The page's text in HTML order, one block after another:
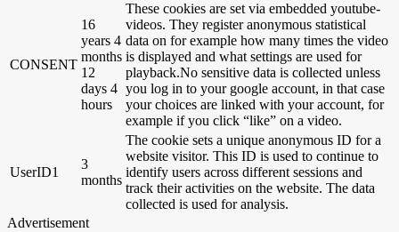
CONSENT
16
years 4
months
12
days 4
hours
These cookies are set via embedded youtube-
videos. They register anonymous statistical
data on for example how many times the video
is displayed and what settings are used for
playback.No sensitive data is collected unless
you log in to your google account, in that case
your choices are linked with your account, for
example if you click “like” on a video.
UserID1
3
months
The cookie sets a unique anonymous ID for a
website visitor. This ID is used to continue to
identify users across different sessions and
track their activities on the website. The data
collected is used for analysis.
Advertisement